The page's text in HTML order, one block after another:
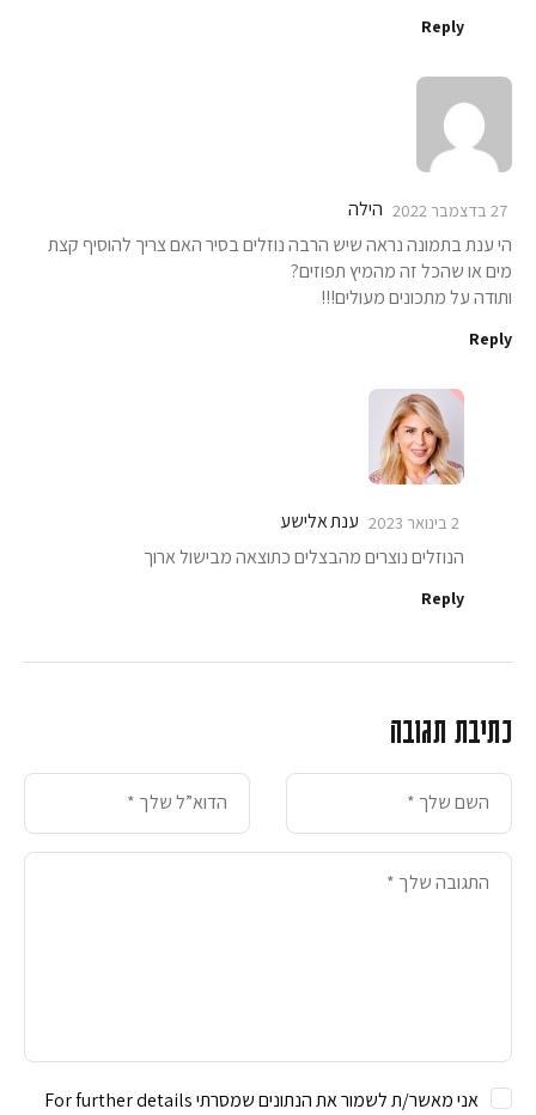
Reply
הילה 27 בדצמבר 2022
הי ענת בתמונה נראה שיש הרבה נוזלים בסיר האם צריך להוסיף קצת
מים או שהכל זה מהמיץ תפוזים?
ותודה על מתכונים מעולים!!!
Reply
ענת אלישע 2 בינואר 2023
הנוזלים נוצרים מהבצלים כתוצאה מבישול ארוך
Reply
כתיבת תגובה
אני מאשר/ת לשמור את הנתונים שמסרתי For further details